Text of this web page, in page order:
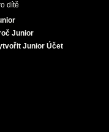
dítě
Junior
Junior Účet